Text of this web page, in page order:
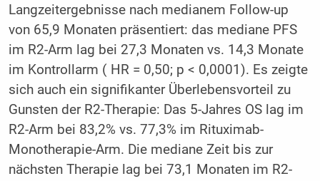
Langzeitergebnisse nach medianem Follow-up
von 65,9 Monaten präsentiert: das mediane PFS
im R2-Arm lag bei 27,3 Monaten vs. 14,3 Monate
im Kontrollarm ( HR = 0,50; p < 0,0001). Es zeigte
sich auch ein signifikanter Überlebensvorteil zu
Gunsten der R2-Therapie: Das 5-Jahres OS lag im
R2-Arm bei 83,2% vs. 77,3% im Rituximab-
Monotherapie-Arm. Die mediane Zeit bis zur
nächsten Therapie lag bei 73,1 Monaten im R2-